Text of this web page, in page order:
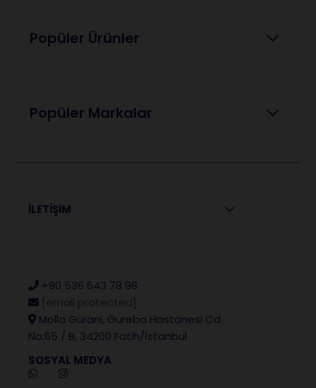
Popüler Ürünler
Popüler Markalar
İLETİŞİM
+90 536 643 78 98
Molla Gürani, Gureba Hastanesi Cd
No:65 / B, 34200 Fatih/İstanbul
SOSYAL MEDYA